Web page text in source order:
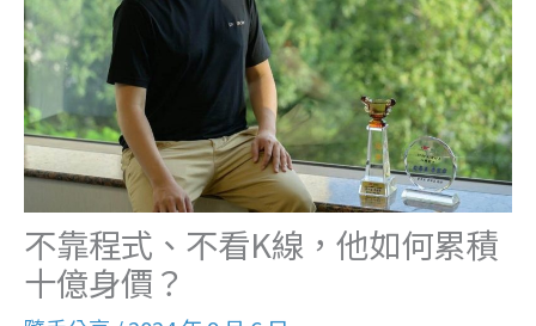
不靠程式、不看K線，他如何累積
十億身價？